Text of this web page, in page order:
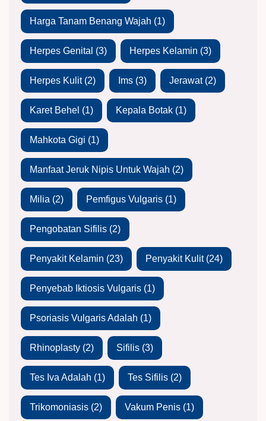
Harga Tanam Benang Wajah (1)
Herpes Genital (3) Herpes Kelamin (3)
Herpes Kulit(2) Ims (3) Jerawat(2)
Karet Behel (1) Kepala Botak (1)
Mahkota Gigi (1)
Manfaat Jeruk Nipis Untuk Wajah (2)
Milia (2) Pemfigus Vulgaris (1)
Pengobatan Sifilis (2)
Penyakit Kelamin (23) Penyakit Kulit(24)
Penyebab Iktiosis Vulgaris (1)
Psoriasis Vulgaris Adalah (1)
Rhinoplasty (2) Sifilis (3)
Tes Iva Adalah (1) Tes Sifilis (2)
Trikomoniasis (2) Vakum Penis (1)